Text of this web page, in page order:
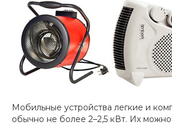
Мобильные устройства легкие и
обычно не более 2–2,5 кВт. Их можно